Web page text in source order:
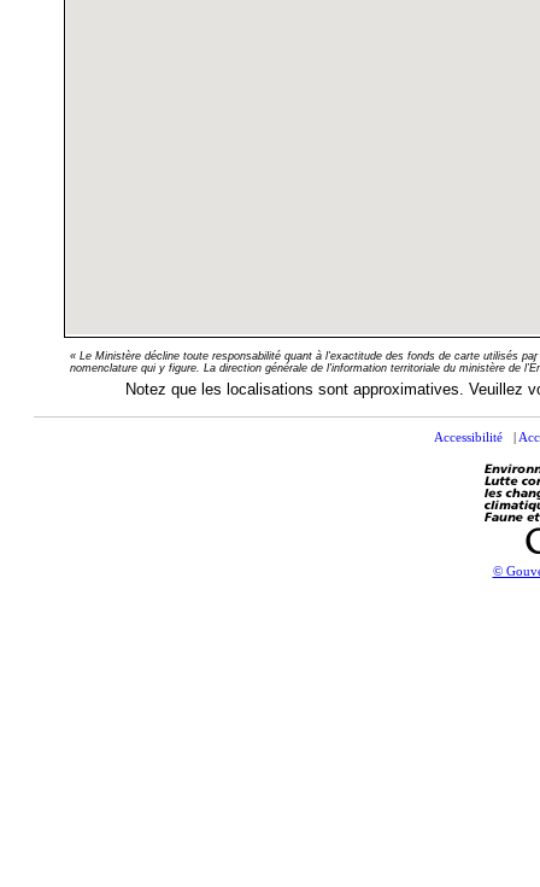
« Le Ministère décline toute responsabilité quant à l'exactitude des fonds de carte utilisés
nomenclature qui y figure. La direction générale de l'information‎ territoriale du ministère de
Notez que les localisations sont approximatives. Veuillez
Accessibilité
©